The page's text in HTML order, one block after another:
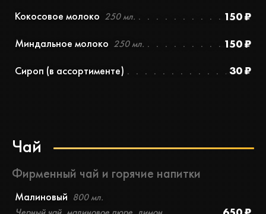
Кокосовое молоко 250 мл.
150 ₽
Миндальное молоко 250 мл.
150 ₽
Сироп (в ассортименте)
30 ₽
Чай
Фирменный чай и горячие напитки
Малиновый 800 мл.